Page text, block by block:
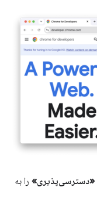
«دسترسی‌پذیری» را به